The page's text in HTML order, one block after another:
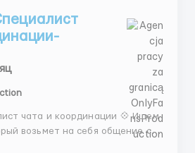
чата и координации 💠 Ищем
возьмет на себя общение с